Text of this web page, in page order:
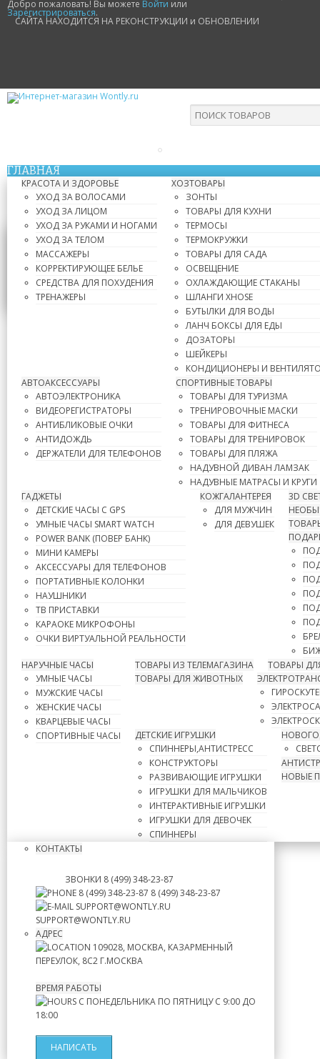
Добро пожаловать! Вы можете Войти или
Зарегистрироваться.
САЙТА НАХОДИТСЯ НА РЕКОНСТРУКЦИИ и ОБНОВЛЕНИИ
ГЛАВНАЯ
КРАСОТА И ЗДОРОВЬЕ
УХОД ЗА ВОЛОСАМИ
УХОД ЗА ЛИЦОМ
УХОД ЗА РУКАМИ И НОГАМИ
УХОД ЗА ТЕЛОМ
МАССАЖЕРЫ
КОРРЕКТИРУЮЩЕЕ БЕЛЬЕ
СРЕДСТВА ДЛЯ ПОХУДЕНИЯ
ТРЕНАЖЕРЫ
ХОЗТОВАРЫ
ЗОНТЫ
ТОВАРЫ ДЛЯ КУХНИ
ТЕРМОСЫ
ТЕРМОКРУЖКИ
ТОВАРЫ ДЛЯ САДА
ОСВЕЩЕНИЕ
ОХЛАЖДАЮЩИЕ СТАКАНЫ
ШЛАНГИ XHOSE
БУТЫЛКИ ДЛЯ ВОДЫ
ЛАНЧ БОКСЫ ДЛЯ ЕДЫ
ДОЗАТОРЫ
ШЕЙКЕРЫ
КОНДИЦИОНЕРЫ И
АВТОАКСЕССУАРЫ
АВТОЭЛЕКТРОНИКА
ВИДЕОРЕГИСТРАТОРЫ
АНТИБЛИКОВЫЕ ОЧКИ
АНТИДОЖДЬ
ДЕРЖАТЕЛИ ДЛЯ ТЕЛЕФОНОВ
СПОРТИВНЫЕ ТОВАРЫ
ТОВАРЫ ДЛЯ ТУРИЗМА
ТРЕНИРОВОЧНЫЕ МАСКИ
ТОВАРЫ ДЛЯ ФИТНЕСА
ТОВАРЫ ДЛЯ ТРЕНИРОВОК
ТОВАРЫ ДЛЯ ПЛЯЖА
НАДУВНОЙ ДИВАН ЛАМЗАК
НАДУВНЫЕ МАТРАСЫ И КРУГИ
ГАДЖЕТЫ
ДЕТСКИЕ ЧАСЫ С GPS
УМНЫЕ ЧАСЫ SMART WATCH
POWER BANK (ПОВЕР БАНК)
МИНИ КАМЕРЫ
АКСЕССУАРЫ ДЛЯ ТЕЛЕФОНОВ
ПОРТАТИВНЫЕ КОЛОНКИ
НАУШНИКИ
ТВ ПРИСТАВКИ
КАРАОКЕ МИКРОФОНЫ
ОЧКИ ВИРТУАЛЬНОЙ РЕАЛЬНОСТИ
КОЖГАЛАНТЕРЕЯ
ДЛЯ МУЖЧИН
ДЛЯ ДЕВУШЕК
3D
НАРУЧНЫЕ ЧАСЫ
УМНЫЕ ЧАСЫ
МУЖСКИЕ ЧАСЫ
ЖЕНСКИЕ ЧАСЫ
КВАРЦЕВЫЕ ЧАСЫ
СПОРТИВНЫЕ ЧАСЫ
ТОВАРЫ ИЗ ТЕЛЕМАГАЗИНА
ТОВАРЫ
ТОВАРЫ ДЛЯ ЖИВОТНЫХ
ДЕТСКИЕ ИГРУШКИ
СПИННЕРЫ,АНТИСТРЕСС
КОНСТРУКТОРЫ
РАЗВИВАЮЩИЕ ИГРУШКИ
ИГРУШКИ ДЛЯ МАЛЬЧИКОВ
ИНТЕРАКТИВНЫЕ ИГРУШКИ
ИГРУШКИ ДЛЯ ДЕВОЧЕК
СПИННЕРЫ
НОВЫЕ
КОНТАКТЫ
ЗВОНКИ 8 (499) 348-23-87
8 (499) 348-23-87 8 (499) 348-23-87
SUPPORT@WONTLY.RU
SUPPORT@WONTLY.RU
АДРЕС
109028, МОСКВА, КАЗАРМЕННЫЙ
ПЕРЕУЛОК, 8С2 Г.МОСКВА
ВРЕМЯ РАБОТЫ
С ПОНЕДЕЛЬНИКА ПО ПЯТНИЦУ С 9:00 ДО
18:00
НАПИСАТЬ